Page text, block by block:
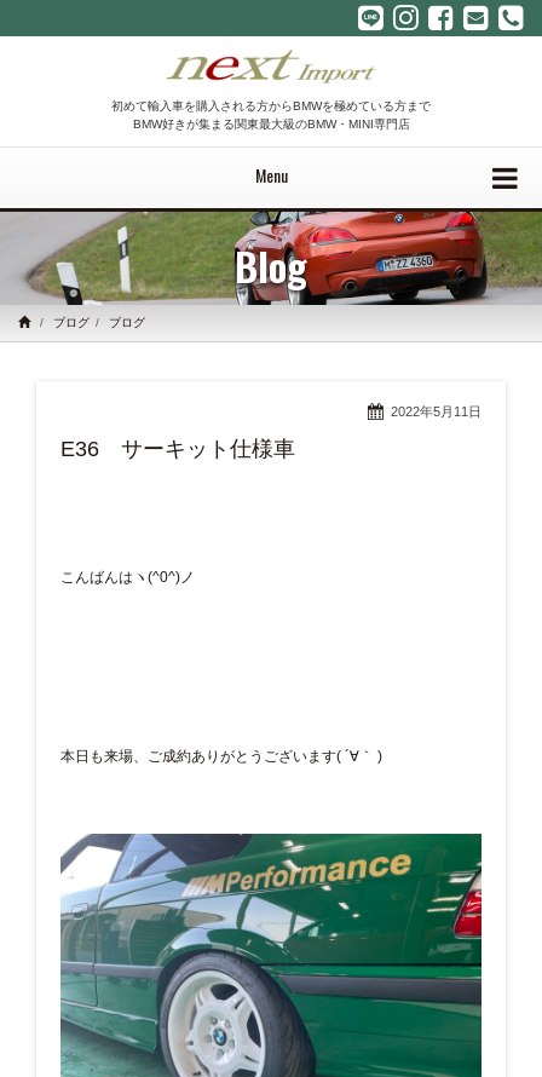
初めて輸入車を購入される方からBMWを極めている方まで
BMW好きが集まる関東最大級のBMW・MINI専門店
Menu
Blog
ブログ ブログ
2022年5月11日
E36 サーキット仕様車
こんばんはヽ(^0^)ノ
本日も来場、ご成約ありがとうございます( ´∀｀ )